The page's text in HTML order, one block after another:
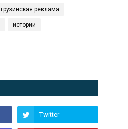
грузинская реклама
истории